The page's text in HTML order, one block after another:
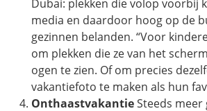
Dubai: plekken die volop voorbij
media en daardoor hoog op de
gezinnen belanden. “Voor
om plekken die ze van het
ogen te zien. Of om precies
vakantiefoto te maken als hun
OnthaastvakantieSteeds meer